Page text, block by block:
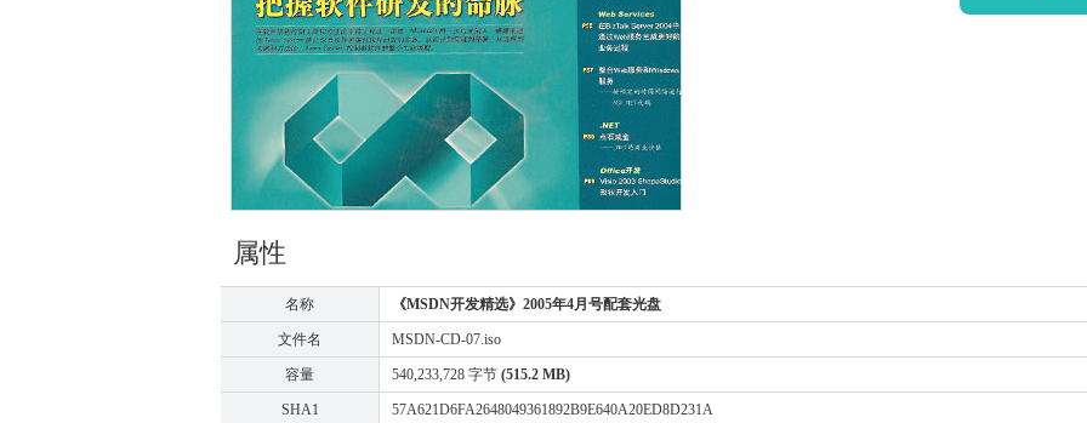
属性
名称 《MSDN开发精选》2005年4月号配套光盘
文件名 MSDN-CD-07.iso
容量 540,233,728 字节 (515.2 MB)
SHA1 57A621D6FA2648049361892B9E640A20ED8D231A